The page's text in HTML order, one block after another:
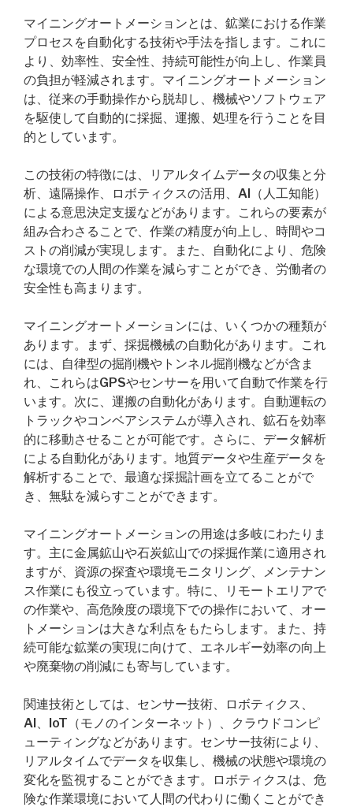
マイニングオートメーションとは、鉱業における作業
プロセスを自動化する技術や手法を指します。これに
より、効率性、安全性、持続可能性が向上し、作業員
の負担が軽減されます。マイニングオートメーション
は、従来の手動操作から脱却し、機械やソフトウェア
を駆使して自動的に採掘、運搬、処理を行うことを目
的としています。
この技術の特徴には、リアルタイムデータの収集と分
析、遠隔操作、ロボティクスの活用、AI（人工知能）
による意思決定支援などがあります。これらの要素が
組み合わさることで、作業の精度が向上し、時間やコ
ストの削減が実現します。また、自動化により、危険
な環境での人間の作業を減らすことができ、労働者の
安全性も高まります。
マイニングオートメーションには、いくつかの種類が
あります。まず、採掘機械の自動化があります。これ
には、自律型の掘削機やトンネル掘削機などが含ま
れ、これらはGPSやセンサーを用いて自動で作業を行
います。次に、運搬の自動化があります。自動運転の
トラックやコンベアシステムが導入され、鉱石を効率
的に移動させることが可能です。さらに、データ解析
による自動化があります。地質データや生産データを
解析することで、最適な採掘計画を立てることがで
き、無駄を減らすことができます。
マイニングオートメーションの用途は多岐にわたりま
す。主に金属鉱山や石炭鉱山での採掘作業に適用され
ますが、資源の探査や環境モニタリング、メンテナン
ス作業にも役立っています。特に、リモートエリアで
の作業や、高危険度の環境下での操作において、オー
トメーションは大きな利点をもたらします。また、持
続可能な鉱業の実現に向けて、エネルギー効率の向上
や廃棄物の削減にも寄与しています。
関連技術としては、センサー技術、ロボティクス、
AI、IoT（モノのインターネット）、クラウドコンピ
ューティングなどがあります。センサー技術により、
リアルタイムでデータを収集し、機械の状態や環境の
変化を監視することができます。ロボティクスは、危
険な作業環境において人間の代わりに働くことができ